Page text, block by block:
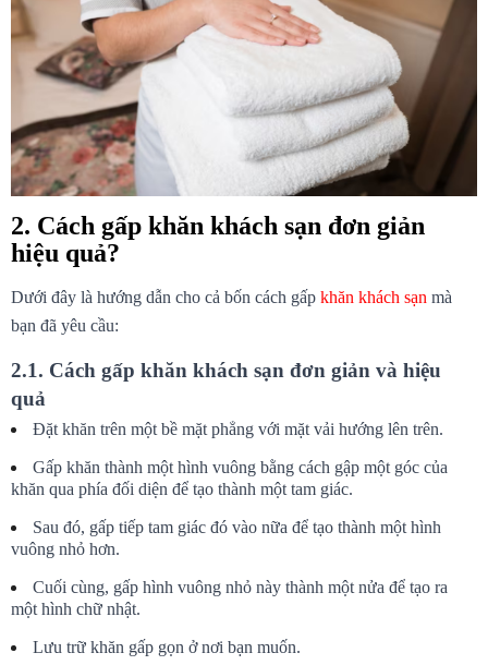
2. Cách gấp khăn khách sạn đơn giản
hiệu quả?
Dưới đây là hướng dẫn cho cả bốn cách gấp khăn khách sạn mà
bạn đã yêu cầu:
2.1. Cách gấp khăn khách sạn đơn giản và hiệu
quả
Đặt khăn trên một bề mặt phẳng với mặt vải hướng lên trên.
Gấp khăn thành một hình vuông bằng cách gập một góc của
khăn qua phía đối diện để tạo thành một tam giác.
Sau đó, gấp tiếp tam giác đó vào nữa để tạo thành một hình
vuông nhỏ hơn.
Cuối cùng, gấp hình vuông nhỏ này thành một nửa để tạo ra
một hình chữ nhật.
Lưu trữ khăn gấp gọn ở nơi bạn muốn.